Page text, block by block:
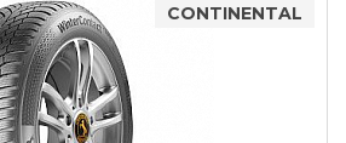
CONTINENTAL